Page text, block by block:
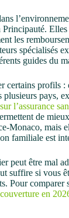
les
spécialisés
guides du
certains profils :
plusieurs pays,
l’assurance
de
Monaco, mais
familiale est
peut être mal
suffire si vous
Pour comparer
en